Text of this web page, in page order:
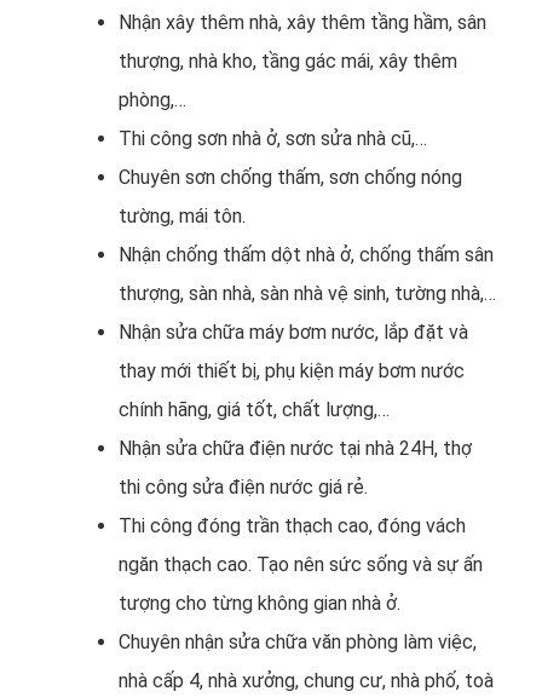
Nhận xây thêm nhà, xây thêm tầng hầm, sân
thượng, nhà kho, tầng gác mái, xây thêm
phòng,…
Thi công sơn nhà ở, sơn sửa nhà cũ,…
Chuyên sơn chống thấm, sơn chống nóng
tường, mái tôn.
Nhận chống thấm dột nhà ở, chống thấm sân
thượng, sàn nhà, sàn nhà vệ sinh, tường nhà,…
Nhận sửa chữa máy bơm nước, lắp đặt và
thay mới thiết bị, phụ kiện máy bơm nước
chính hãng, giá tốt, chất lượng,…
Nhận sửa chữa điện nước tại nhà 24H, thợ
thi công sửa điện nước giá rẻ.
Thi công đóng trần thạch cao, đóng vách
ngăn thạch cao. Tạo nên sức sống và sự ấn
tượng cho từng không gian nhà ở.
Chuyên nhận sửa chữa văn phòng làm việc,
nhà cấp 4, nhà xưởng, chung cư, nhà phố, toà